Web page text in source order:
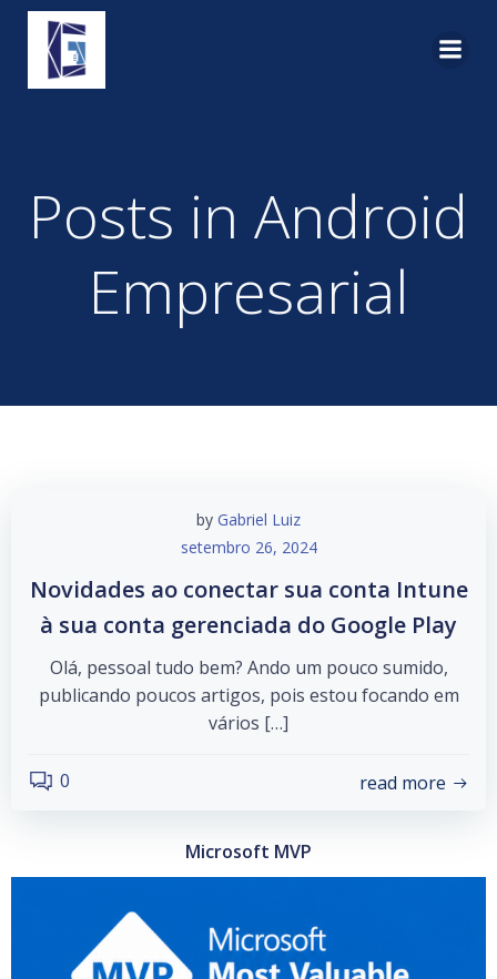
Posts in Android
Empresarial
by Gabriel Luiz
setembro 26, 2024
Novidades ao conectar sua conta Intune
à sua conta gerenciada do Google Play
Olá, pessoal tudo bem? Ando um pouco sumido,
publicando poucos artigos, pois estou focando em
vários […]
0 read more
Microsoft MVP